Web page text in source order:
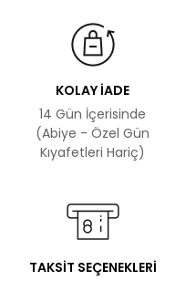
KOLAY İADE
14 Gün İçerisinde
(Abiye - Özel Gün
Kıyafetleri Hariç)
TAKSİT SEÇENEKLERİ